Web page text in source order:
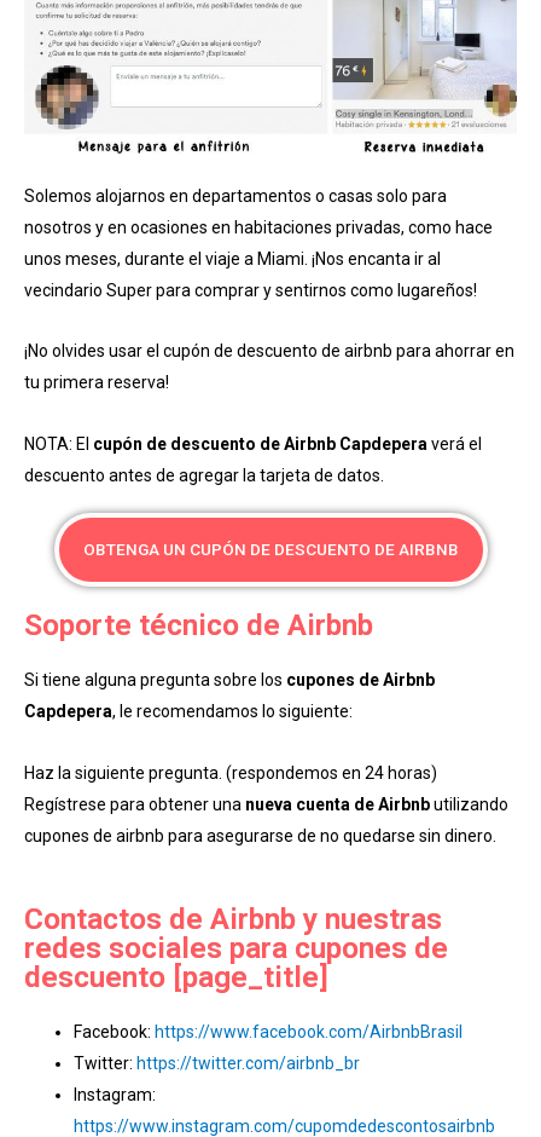
Solemos alojarnos en departamentos o casas solo para
nosotros y en ocasiones en habitaciones privadas, como hace
unos meses, durante el viaje a Miami. ¡Nos encanta ir al
vecindario Super para comprar y sentirnos como lugareños!
¡No olvides usar el cupón de descuento de airbnb para ahorrar en
tu primera reserva!
NOTA: El cupón de descuento de Airbnb Capdepera verá el
descuento antes de agregar la tarjeta de datos.
OBTENGA UN CUPÓN DE DESCUENTO DE AIRBNB
Soporte técnico de Airbnb
Si tiene alguna pregunta sobre los cupones de Airbnb
Capdepera, le recomendamos lo siguiente:
Haz la siguiente pregunta. (respondemos en 24 horas)
Regístrese para obtener una nueva cuenta de Airbnbutilizando
cupones de airbnb para asegurarse de no quedarse sin dinero.
Contactos de Airbnb y nuestras
redes sociales para cupones de
descuento [page_title]
Facebook: https://www.facebook.com/AirbnbBrasil
Twitter: https://twitter.com/airbnb_br
Instagram:
https://www.instagram.com/cupomdedescontosairbnb